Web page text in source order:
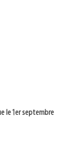
le 1er septembre